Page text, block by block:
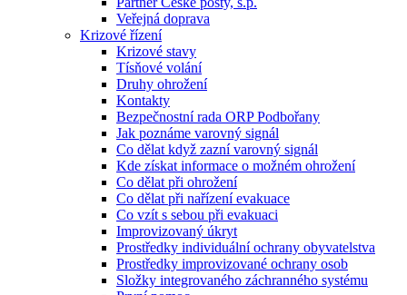
Veřejná doprava
Krizové řízení
Krizové stavy
Tísňové volání
Druhy ohrožení
Kontakty
Bezpečnostní rada ORP Podbořany
Jak poznáme varovný signál
Co dělat když zazní varovný signál
Kde získat informace o možném ohrožení
Co dělat při ohrožení
Co dělat při nařízení evakuace
Co vzít s sebou při evakuaci
Improvizovaný úkryt
Prostředky individuální ochrany obyvatelstva
Prostředky improvizované ochrany osob
Složky integrovaného záchranného systému